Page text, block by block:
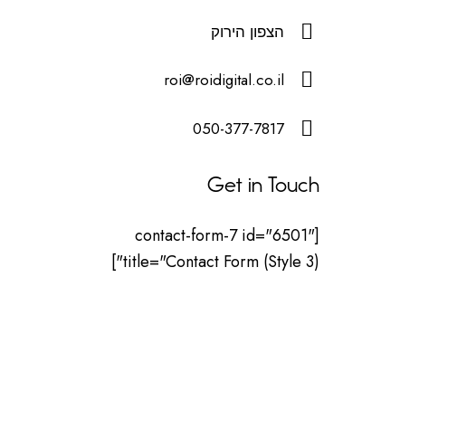
הצפון הירוק
roi@roidigital.co.il
050-377-7817
Get in Touch
[contact-form-7 id="6501"
title="Contact Form (Style 3)"]